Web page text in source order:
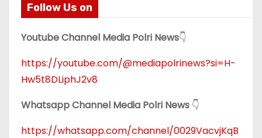
Follow Us on
Youtube Channel Media Polri News👇
https://youtube.com/@mediapolrinews?si=H-
Hw5t8DLiphJ2v8
Whatsapp Channel Media Polri News 👇
https://whatsapp.com/channel/0029VacvjKqB